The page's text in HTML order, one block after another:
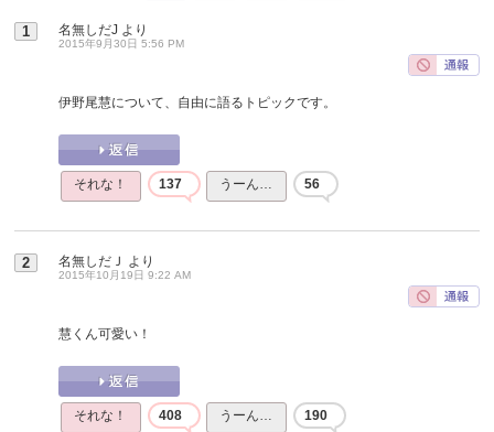
1 名無しだJ より
2015年9月30日 5:56 PM
伊野尾慧について、自由に語るトピックです。
それな！ 137 うーん… 56
2 名無しだＪ より
2015年10月19日 9:22 AM
慧くん可愛い！
それな！ 408 うーん… 190